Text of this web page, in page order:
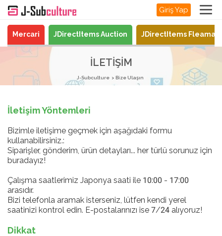
Giriş Yap
Mercari JDirectItems Auction JDirectItems
İLETIŞIM
J-Subculture Bize Ulaşın
İletişim Yöntemleri
Bizimle iletişime geçmek için aşağıdaki formu
kullanabilirsiniz.:
Siparişler, gönderim, ürün detayları... her türlü sorunuz için
buradayız!
Çalışma saatlerimiz Japonya saati ile 10:00 - 17:00
arasıdır.
Bizi telefonla aramak isterseniz, lütfen kendi yerel
saatinizi kontrol edin. E-postalarınızı ise 7/24 alıyoruz!
Dikkat